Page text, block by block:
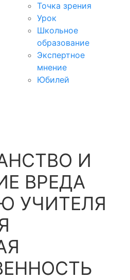
Точка зрения
Урок
Школьное
образование
Экспертное
мнение
Юбилей
И
ВРЕДА
УЧИТЕЛЯ